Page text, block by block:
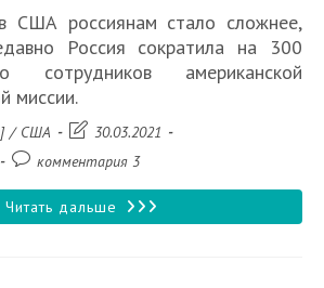
США россиянам стало сложнее,
Россия сократила на 300
сотрудников американской
миссии.
/ США
Запись30.03.2021
Комментарии
записи:
комментария 3
Читать дальше Как